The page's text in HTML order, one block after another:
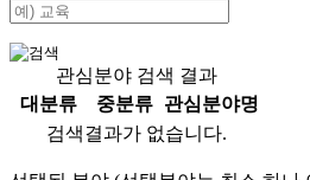
관심분야 검색 결과
대분류
중분류
관심분야명
검색결과가 없습니다.